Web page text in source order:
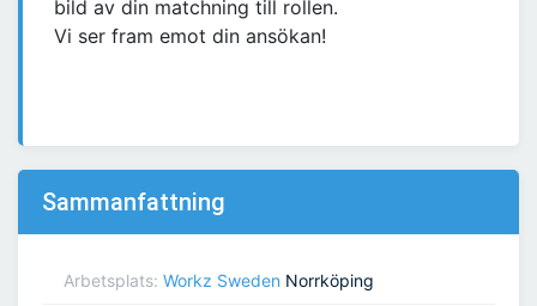
bild av din matchning till rollen.
Vi ser fram emot din ansökan!
Sammanfattning
Arbetsplats: Workz Sweden Norrköping